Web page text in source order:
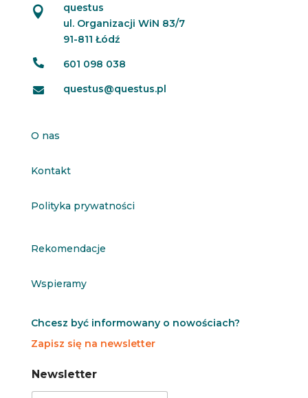

questus
ul. Organizacji WiN 83/7
91-811 Łódź
 601 098 038
 questus@questus.pl
O nas
Kontakt
Polityka prywatności
Rekomendacje
Wspieramy
Chcesz być informowany o nowościach?
Zapisz się na newsletter
N
N
Newsletter